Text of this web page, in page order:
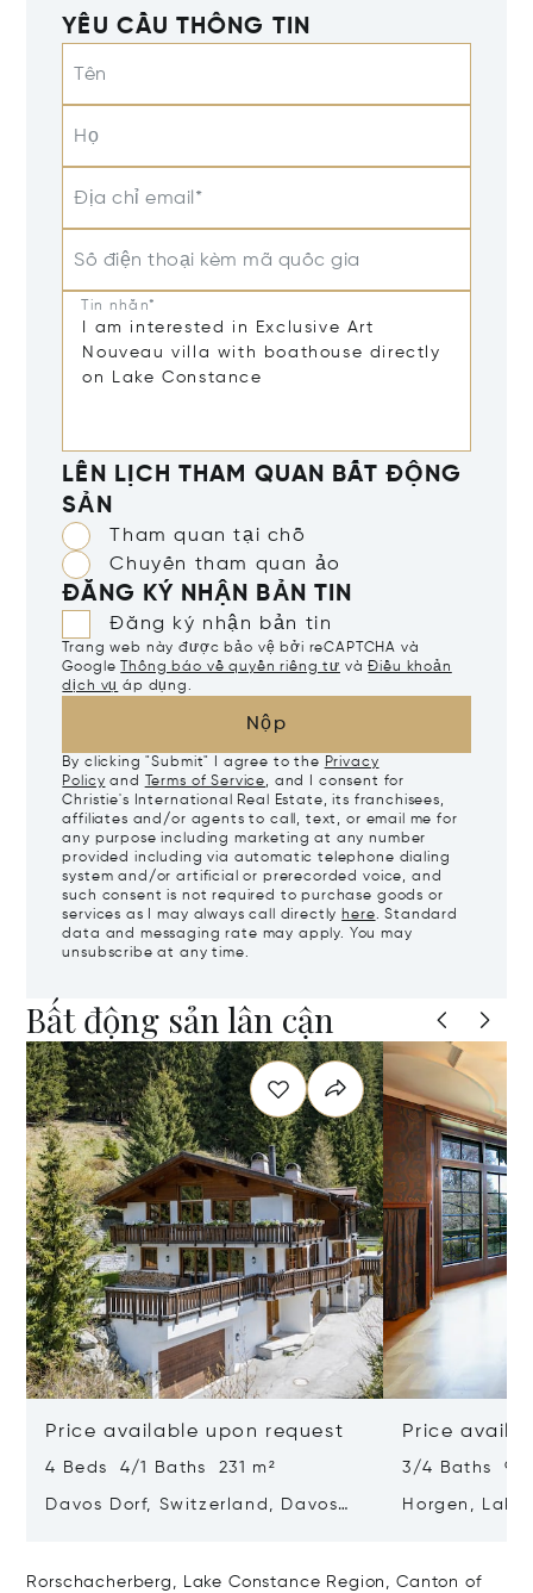
YÊU CẦU THÔNG TIN
Tên
Họ
Địa chỉ email*
Số điện thoại kèm mã quốc gia
Tin nhắn*
LÊN LỊCH THAM QUAN BẤT ĐỘNG
SẢN
Tham quan tại chỗ
Chuyến tham quan ảo
ĐĂNG KÝ NHẬN BẢN TIN
Đăng ký nhận bản tin
Trang web này được bảo vệ bởi reCAPTCHA và
Google
Thông báo về quyền riêng tư vàĐiều khoản
dịch vụ áp dụng.
Nộp
By clicking "Submit" I agree to the Privacy
Policy and Terms of Service, and I consent for
Christie's International Real Estate, its franchisees,
affiliates and/or agents to call, text, or email me for
any purpose including marketing at any number
provided including via automatic telephone dialing
system and/or artificial or prerecorded voice, and
such consent is not required to purchase goods or
services as I may always call directly here. Standard
data and messaging rate may apply. You may
unsubscribe at any time.
Bất động sản lân cận
Price available upon request
4 Beds 4/1 Baths 231 m²
Davos Dorf, Switzerland, Davos
Price
3/4 Baths
Horgen, Lake
Rorschacherberg, Lake Constance Region, Canton of